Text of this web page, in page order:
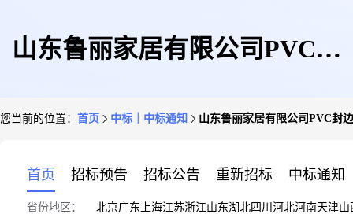
山东鲁丽家居有限公司PVC封
您当前的位置： 首页 中标｜中标通知 山东鲁丽家居有限公司PVC封
首页 招标预告 招标公告 重新招标 中标通知
省份地区： 北京广东 上海江苏浙江山东湖北四川 河北河南天津山